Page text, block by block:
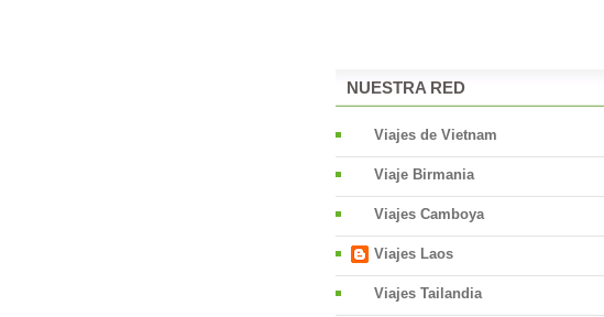
NUESTRA RED
Viajes de Vietnam
Viaje Birmania
Viajes Camboya
Viajes Laos
Viajes Tailandia